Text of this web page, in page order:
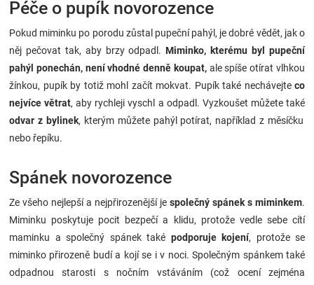
Péče o pupík novorozence
Pokud miminku po porodu zůstal pupeční pahýl, je dobré vědět, jak o
něj pečovat tak, aby brzy odpadl.Miminko, kterému byl pupeční
pahýl ponechán, není vhodné denně koupat,ale spíše otírat vlhkou
žínkou, pupík by totiž mohl začít mokvat. Pupík také nechávejte co
nejvíce větrat, aby rychleji vyschl a odpadl. Vyzkoušet můžete také
odvar z bylinek, kterým můžete pahýl potírat, například z měsíčku
nebo řepíku.
Spánek novorozence
Ze všeho nejlepší a nejpřirozenější je společný spánek s miminkem.
Miminku poskytuje pocit bezpečí a klidu, protože vedle sebe cítí
maminku a společný spánek také podporuje kojení, protože se
miminko přirozeně budí a kojí se i v noci. Společným spánkem také
odpadnou starosti s nočním vstáváním (což ocení zejména